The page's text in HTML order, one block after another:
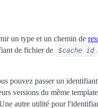
un type et un chemin de
de fichier de
$cache id
pouvez passer un
versions du même
autre utilité pour